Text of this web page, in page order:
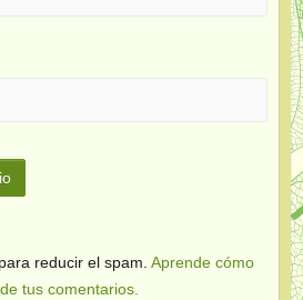
reducir el spam. Aprende cómo
tus comentarios.